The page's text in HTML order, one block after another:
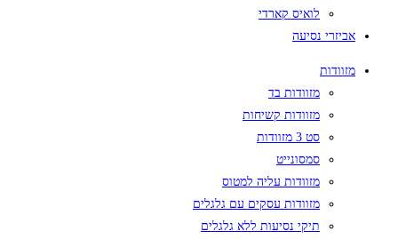
לואיס קארדי
אביזרי נסיעה
מזוודות
מזוודות בד
מזוודות קשיחות
סט 3 מזוודות
סמסונייט
מזוודות עליה למטוס
מזוודות עסקים עם גלגלים
תיקי נסיעות ללא גלגלים